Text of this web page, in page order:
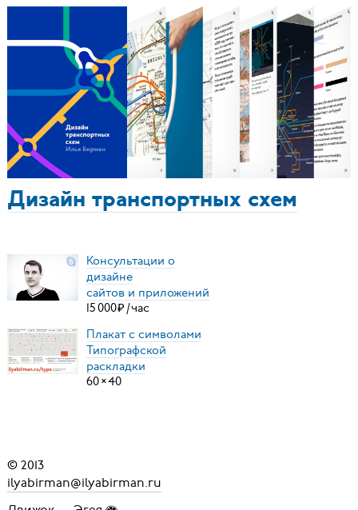
Дизайн транспортных схем
Консультации о
дизайне
сайтов и приложений
15000₽ /час
Плакат с символами
Типографской
раскладки
60×40
© 2013
ilyabirman@ilyabirman.ru